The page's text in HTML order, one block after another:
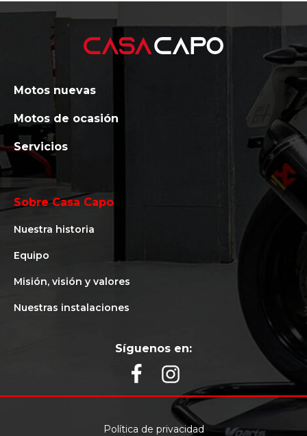
Motos nuevas
Motos de ocasión
Servicios
Sobre Casa Capo
Nuestra historia
Equipo
Misión, visión y valores
Nuestras instalaciones
Síguenos en:
Política de privacidad